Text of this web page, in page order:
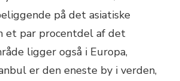
på det asiatiske
et par procentdel af det
ligger også i Europa,
er den eneste by i verden,